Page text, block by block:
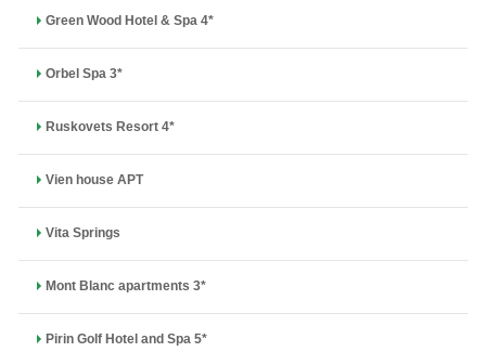
Green Wood Hotel & Spa 4*
Orbel Spa 3*
Ruskovets Resort 4*
Vien house APT
Vita Springs
Mont Blanc apartments 3*
Pirin Golf Hotel and Spa 5*